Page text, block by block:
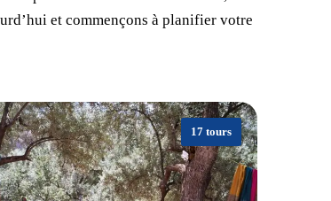
et commençons à planifier votre
17 tours